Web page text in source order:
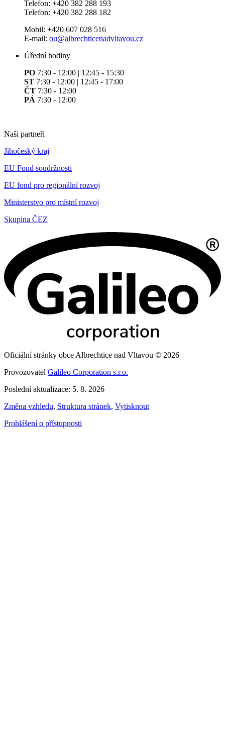
Telefon: +420 382 288 193
Telefon: +420 382 288 182
Mobil: +420 607 028 516
E-mail: ou@albrechticenadvltavou.cz
Úřední hodiny
PO 7:30 - 12:00 | 12:45 - 15:30
ST 7:30 - 12:00 | 12:45 - 17:00
ČT 7:30 - 12:00
PÁ 7:30 - 12:00
Naši partneři
Jihočeský kraj
EU Fond soudržnosti
EU fond pro regionální rozvoj
Ministerstvo pro místní rozvoj
Skupina ČEZ
Oficiální stránky obce Albrechtice nad Vltavou © 2026
Provozovatel Galileo Corporation s.r.o.
Poslední aktualizace: 5. 8. 2026
Změna vzhledu, Struktura stránek, Vytisknout
Prohlášení o přístupnosti